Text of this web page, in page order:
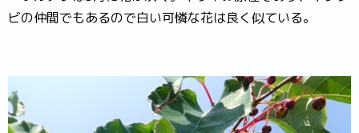
ビの仲間でもあるので白い可憐な花は良く似ている。